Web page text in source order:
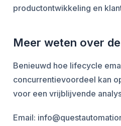
productontwikkeling en
Meer weten over
Benieuwd hoe lifecycle
concurrentievoordeel kan
voor een vrijblijvende
Email: